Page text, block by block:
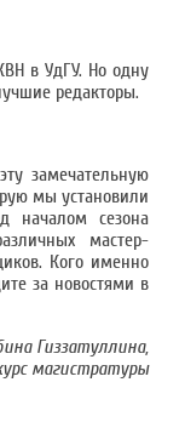
в УдГУ. Но одну
редакторы.
замечательную
мы установили
началом сезона
мастер-
Кого именно
за новостями в
Гиззатуллина,
магистратуры